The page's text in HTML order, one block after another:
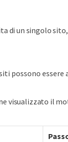
di un singolo
possono essere
visualizzato il